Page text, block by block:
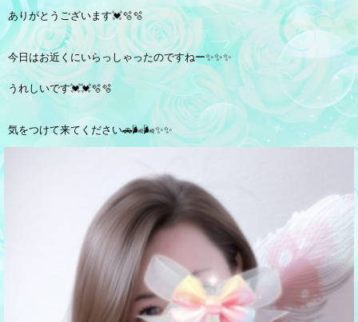
ありがとうございます💓🫧🫧
今日はお近くにいらっしゃったのですねー✨✨✨
うれしいです💓💓🫧🫧
気をつけて来てください🚗🌬️🌬️✨✨